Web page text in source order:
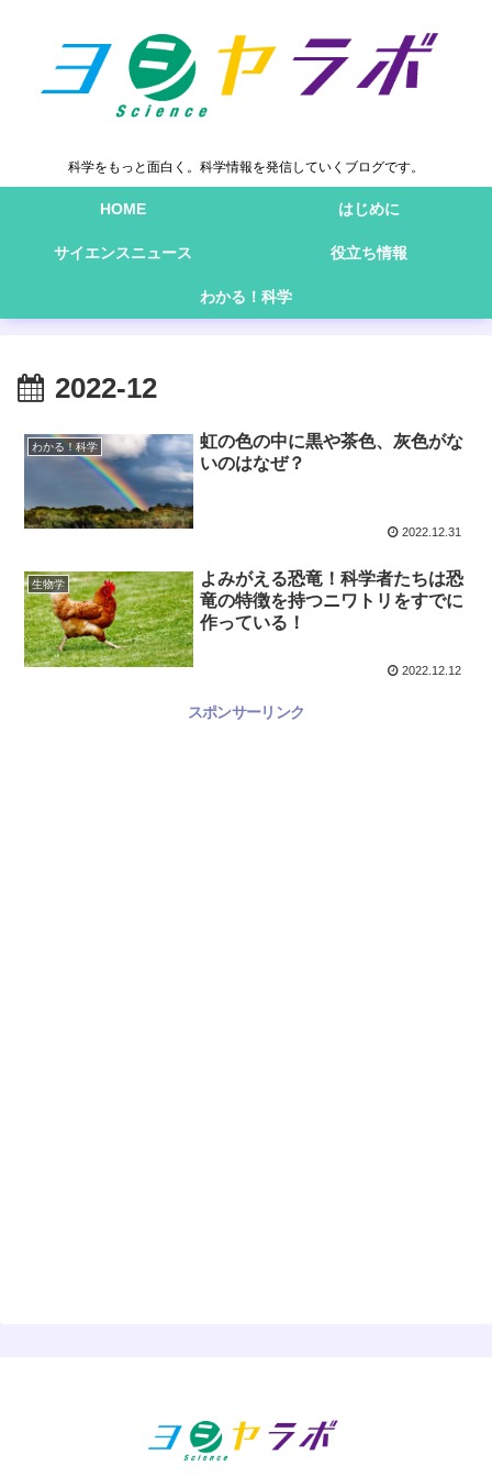
科学をもっと面白く。科学情報を発信していくブログです。
HOME はじめに
サイエンスニュース 役立ち情報
わかる！科学
2022-12
わかる！科学
虹の色の中に黒や茶色、灰色がな
いのはなぜ？
2022.12.31
生物学
よみがえる恐竜！科学者たちは恐
竜の特徴を持つニワトリをすでに
作っている！
2022.12.12
スポンサーリンク